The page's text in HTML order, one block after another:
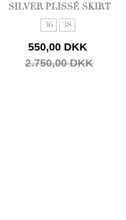
SILVER PLISSÉ SKIRT
36 38
550,00 DKK
2.750,00 DKK